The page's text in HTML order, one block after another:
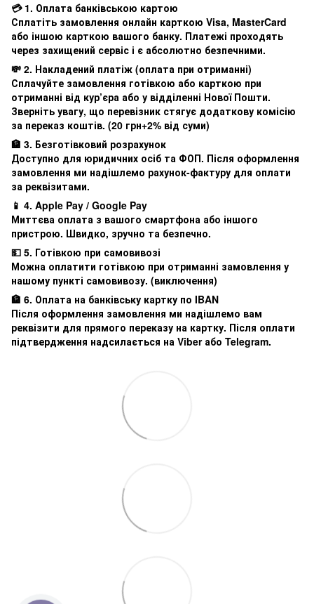
💳 1. Оплата банківською картою
Сплатіть замовлення онлайн карткою Visa, MasterCard
або іншою карткою вашого банку. Платежі проходять
через захищений сервіс і є абсолютно безпечними.
💸 2. Накладений платіж (оплата при отриманні)
Сплачуйте замовлення готівкою або карткою при
отриманні від кур’єра або у відділенні Нової Пошти.
Зверніть увагу, що перевізник стягує додаткову комісію
за переказ коштів. (20 грн+2% від суми)
🏦 3. Безготівковий розрахунок
Доступно для юридичних осіб та ФОП. Після оформлення
замовлення ми надішлемо рахунок-фактуру для оплати
за реквізитами.
📱 4. Apple Pay / Google Pay
Миттєва оплата з вашого смартфона або іншого
пристрою. Швидко, зручно та безпечно.
💵 5. Готівкою при самовивозі
Можна оплатити готівкою при отриманні замовлення у
нашому пункті самовивозу. (виключення)
🏦 6. Оплата на банківську картку по IBAN
Після оформлення замовлення ми надішлемо вам
реквізити для прямого переказу на картку. Після оплати
підтвердження надсилається на Viber або Telegram.